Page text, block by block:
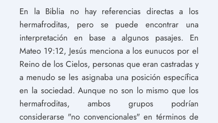
En la Biblia no hay referencias directas a los
hermafroditas, pero se puede encontrar una
interpretación en base a algunos pasajes. En
Mateo 19:12, Jesús menciona a los eunucos por el
Reino de los Cielos, personas que eran castradas y
a menudo se les asignaba una posición específica
en la sociedad. Aunque no son lo mismo que los
hermafroditas, ambos grupos podrían
considerarse "no convencionales" en términos de